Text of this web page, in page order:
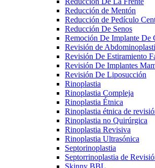
Reducción de Mentón
Reducción de Pedículo
Reducción De Senos
Remoción De Implante De
Revisión de
Revisión De Estiramiento
Revisión De Implantes
Revisión De Liposucción
Rinoplastia
Rinoplastia Compleja
Rinoplastia Étnica
Rinoplastia étnica de
Rinoplastia no Quirúrgica
Rinoplastia Revisiva
Rinoplastia Ultrasónica
Septorinoplastia
Septorrinoplastia de
Skinny BBL